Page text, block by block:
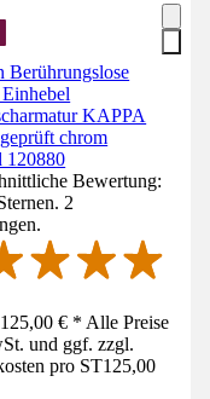
Berührungslose
KAPPA
chrom
120880
Bewertung:
2
€ * Alle Preise
und ggf. zzgl.
pro ST125,00